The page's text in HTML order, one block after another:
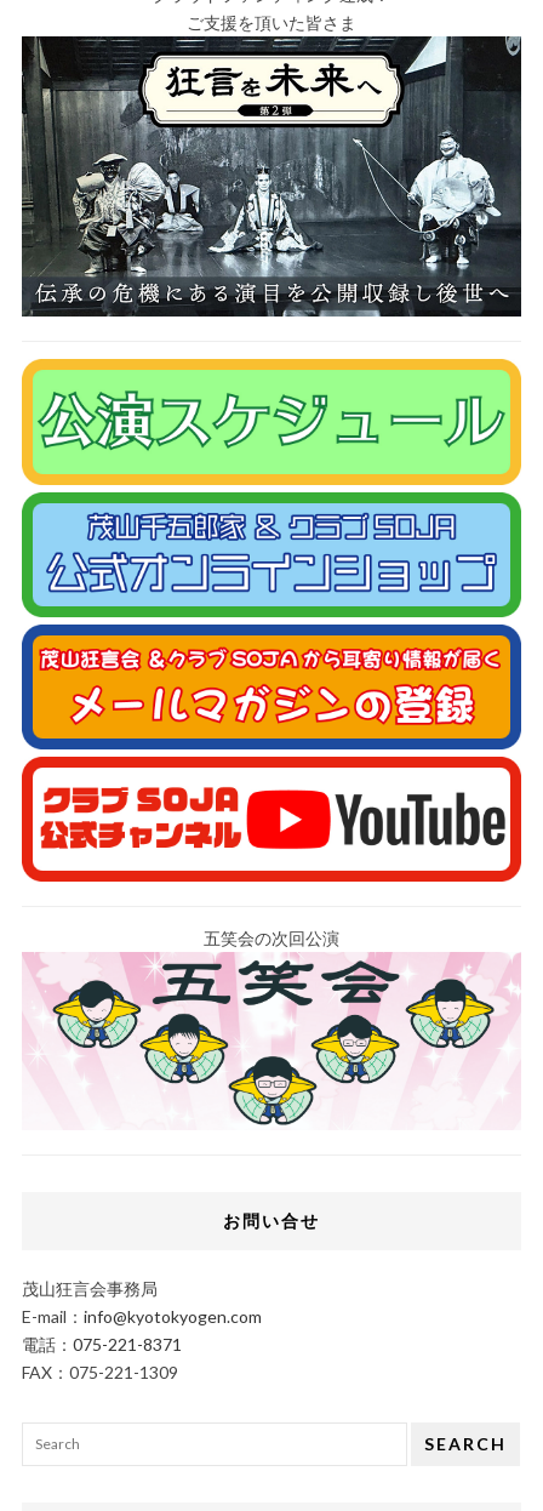
ご支援を頂いた皆さま
五笑会の次回公演
お問い合せ
茂山狂言会事務局
E-mail： info@kyotokyogen.com
電話： 075-221-8371
FAX：075-221-1309
SEARCH